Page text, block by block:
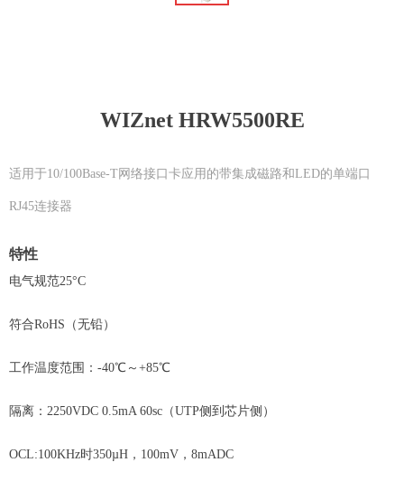
WIZnet HRW5500RE
适用于10/100Base-T网络接口卡应用的带集成磁路和LED的单端口
RJ45连接器
特性
电气规范25°C
符合RoHS（无铅）
工作温度范围：-40℃～+85℃
隔离：2250VDC 0.5mA 60sc（UTP侧到芯片侧）
OCL:100KHz时350µH，100mV，8mADC